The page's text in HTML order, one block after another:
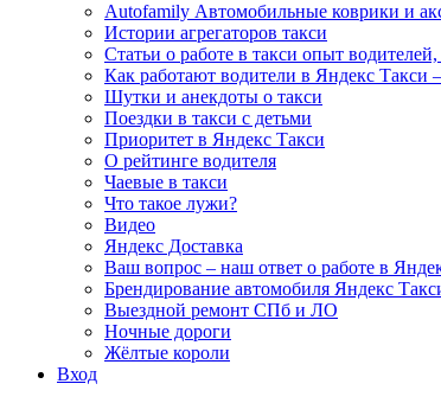
Autofamily Автомобильные коврики и
Истории агрегаторов такси
Статьи о работе в такси опыт
Как работают водители в Яндекс Такси
Шутки и анекдоты о такси
Поездки в такси с детьми
Приоритет в Яндекс Такси
О рейтинге водителя
Чаевые в такси
Что такое лужи?
Видео
Яндекс Доставка
Ваш вопрос – наш ответ о работе в
Брендирование автомобиля Яндекс
Выездной ремонт СПб и ЛО
Ночные дороги
Жёлтые короли
Вход